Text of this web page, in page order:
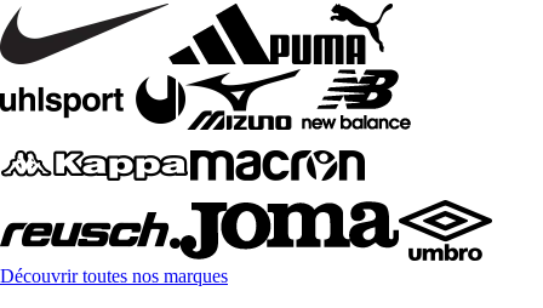
Découvrir toutes nos marques